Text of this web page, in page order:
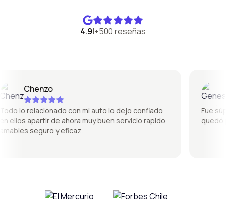
4.9|+500 reseñas
Chenzo
lo relacionado con mi auto lo dejo confiado
apartir de ahora muy buen servicio rapido
seguro y eficaz.
Fue
quedó